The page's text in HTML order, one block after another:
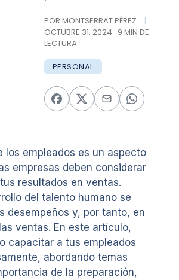
POR MONTSERRAT PÉREZ
|
OCTUBRE 31, 2024 · 9 MIN DE
LECTURA
PERSONAL
los empleados es un aspecto
empresas deben considerar
resultados en ventas.
del talento humano se
desempeños y, por tanto, en
ventas. En este artículo,
capacitar a tus empleados
abordando temas
de la preparación,